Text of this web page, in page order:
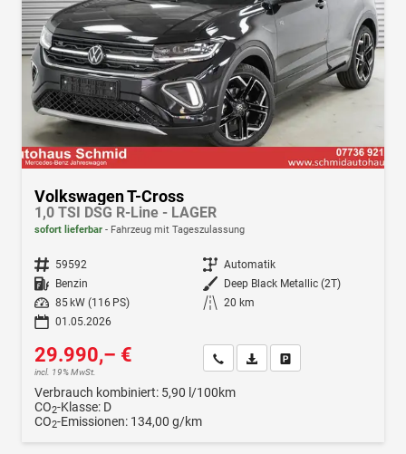
Volkswagen T-Cross
1,0 TSI DSG R-Line - LAGER
sofort lieferbar Fahrzeug mit Tageszulassung
Fahrzeugnr. 59592 Getriebe Automatik
Kraftstoff Benzin Außenfarbe Deep Black Metallic (2T)
Leistung
85 kW (116 PS) Kilometerstand 20 km
01.05.2026
29.990,– €
incl. 19% MwSt.
Wir rufen Sie anFahrzeugexposé (PDF)
Verbrauch kombiniert: 5,90 l/100km
CO2-Klasse: D
CO2-Emissionen: 134,00 g/km